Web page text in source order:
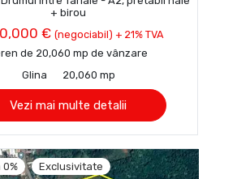
+ birou
€ (negociabil) + 21% TVA
de 20,060 mp de vânzare
Glina
20,060 mp
Vezi mai multe detalii
0% Exclusivitate